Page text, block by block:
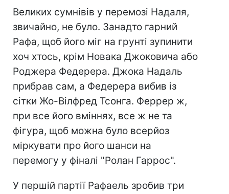
Великих сумнівів у перемозі Надаля,
звичайно, не було. Занадто гарний
Рафа, щоб його міг на грунті зупинити
хоч хтось, крім Новака Джоковича або
Роджера Федерера. Джока Надаль
прибрав сам, а Федерера вибив із
сітки Жо-Вілфред Тсонга. Феррер ж,
при все його вміннях, все ж не та
фігура, щоб можна було всерйоз
міркувати про його шанси на
перемогу у фіналі "Ролан Гаррос".
У першій партії Рафаель зробив три